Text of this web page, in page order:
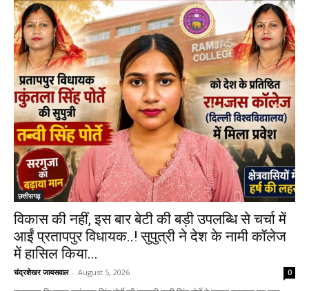
छत्तीसगढ़
विकास की नहीं, इस बार बेटी की बड़ी उपलब्धि से चर्चा में
आईं प्रतापपुर विधायक..! सुपुत्री ने देश के नामी कॉलेज
में हासिल किया...
चंद्रशेखर जायसवाल - August 5, 2026 0